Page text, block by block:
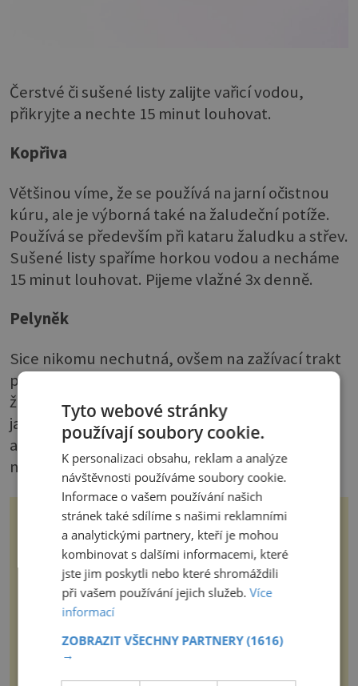
Čerstvé či sušené listy zalijte vařicí vodou,
přikryjte a nechte 15 minut louhovat.
Kopřiva
Většinou víme, že se používá na jarní očistnou
kúru, ale je výborná také na žaludeční potíže.
Používá se především při kataru žaludku a střev.
Sušené listy spaříme horkou vodou a necháme
15 minut louhovat. Pijeme vlažné 3x denně.
Pelyněk
Sice nikomu nechutná, ovšem na zažívací trakt
působí jako balzám. Podporuje tvorbu
žaludečních šťáv, reguluje činnost žlučníku,
jater i střev, má dezinfekční účinky, tlumí křeče
a bolesti břicha. Maximální jednorázová dávka
nesmí překročit 1 g, denní 3 g.
Gen, který naši lidští předci
ztratili před miliony let, by
mohl pomoci s léčbou
„nemoci králů“
Dna je zánětlivé onemocnění kloubů,
které vzniká kvůli nadbytku kyseliny
močové v těle. Ta se ve formě
krystalků ukládá v blízkosti kloubů,
inspirovala slavná kabelka
Tyto webové stránky
používají soubory cookie.
K personalizaci obsahu, reklam a analýze
návštěvnosti používáme soubory cookie.
Informace o vašem používání našich
stránek také sdílíme s našimi reklamními
a analytickými partnery, kteří je mohou
kombinovat s dalšími informacemi, které
jste jim poskytli nebo které shromáždili
při vašem používání jejich služeb.Více
informací
ZOBRAZIT VŠECHNY PARTNERY(1616)
→